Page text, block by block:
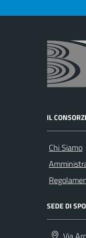
IL
Chi Siamo
SEDE DI